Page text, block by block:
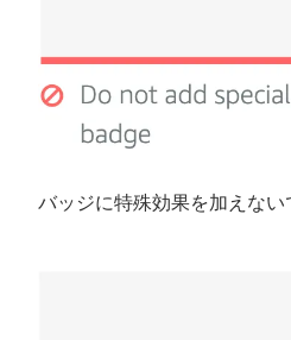
バッジに特殊効果を加えない